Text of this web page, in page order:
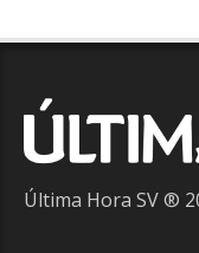
Última Hora SV ®